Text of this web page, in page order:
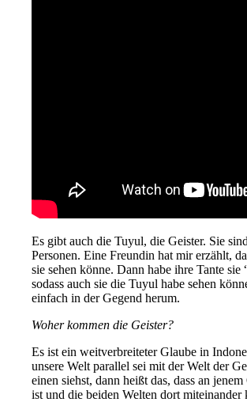
Es gibt auch die Tuyul, die Geister. Sie
Personen. Eine Freundin hat mir erzählt,
sie sehen könne. Dann habe ihre Tante sie
sodass auch sie die Tuyul habe sehen
einfach in der Gegend herum.
Woher kommen die Geister?
Es ist ein weitverbreiteter Glaube in
unsere Welt parallel sei mit der Welt der
einen siehst, dann heißt das, dass an
ist und die beiden Welten dort miteinander